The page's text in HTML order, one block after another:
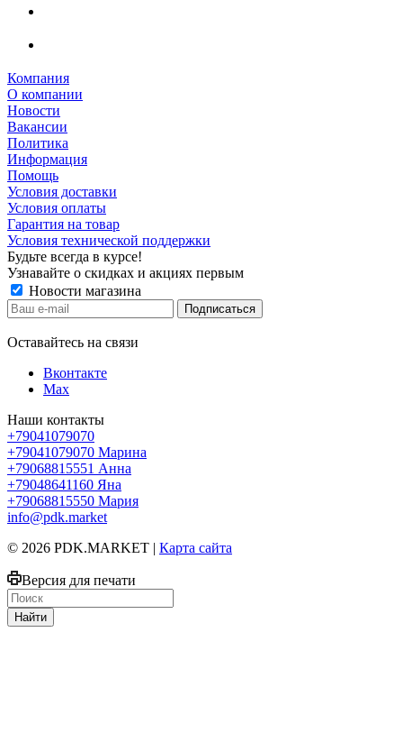
Компания
О компании
Новости
Вакансии
Политика
Информация
Помощь
Условия доставки
Условия оплаты
Гарантия на товар
Условия технической поддержки
Будьте всегда в курсе!
Узнавайте о скидках и акциях первым
Новости магазина
Оставайтесь на связи
Вконтакте
Max
Наши контакты
+79041079070
+79041079070 Марина
+79068815551 Анна
+79048641160 Яна
+79068815550 Мария
info@pdk.market
© 2026 PDK.MARKET | Карта сайта
Версия для печати
Найти